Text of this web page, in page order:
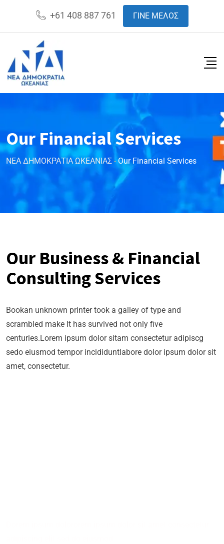
+61 408 887 761 ΓΙΝΕ ΜΕΛΟΣ
Our Financial Services
ΝΕΑ ΔΗΜΟΚΡΑΤΙΑ ΩΚΕΑΝΙΑΣ -Our Financial Services
Our Business & Financial
Consulting Services
Bookan unknown printer took a galley of type and
scrambled make It has survived not only five
centuries.Lorem ipsum dolor sitam consectetur adipiscg
sedo eiusmod tempor incididuntlabore dolor ipsum dolor sit
amet, consectetur.